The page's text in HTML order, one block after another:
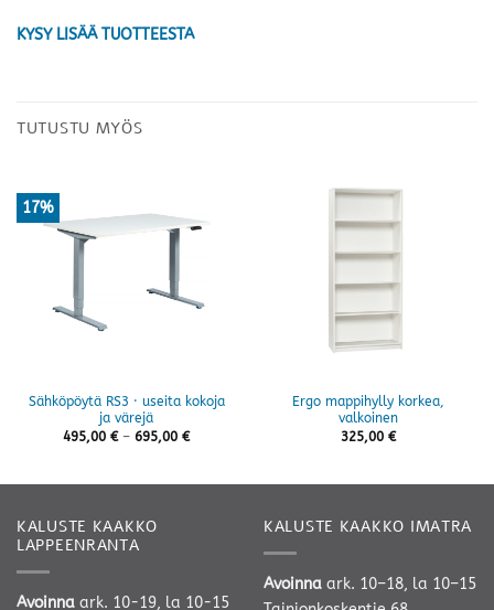
KYSY LISÄÄ TUOTTEESTA
TUTUSTU MYÖS
17%
Sähköpöytä RS3 · useita kokoja
ja värejä
495,00 € – 695,00 €Hintaluokka:
Ergo mappihylly korkea,
valkoinen
325,00 €
KALUSTE KAAKKO
LAPPEENRANTA
Avoinna ark. 10-19, la 10-15
KALUSTE KAAKKO IMATRA
Avoinna ark. 10–18, la 10–15